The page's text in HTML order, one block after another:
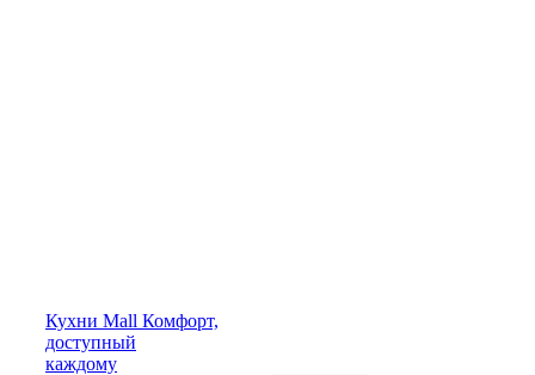
Кухни Mall Комфорт,
доступный
каждому